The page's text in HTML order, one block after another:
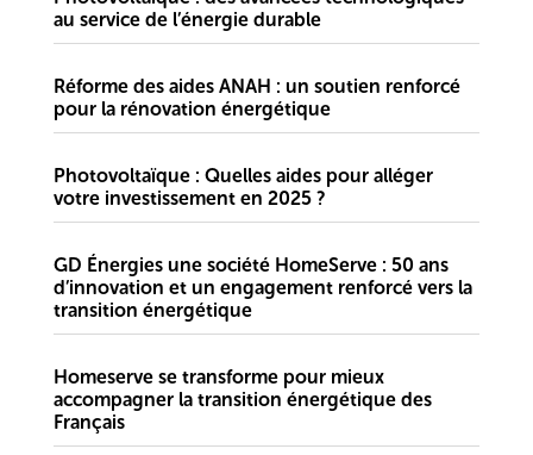
au service de l’énergie durable
Réforme des aides ANAH : un soutien renforcé
pour la rénovation énergétique
Photovoltaïque : Quelles aides pour alléger
votre investissement en 2025 ?
GD Énergies une société HomeServe : 50 ans
d’innovation et un engagement renforcé vers la
transition énergétique
Homeserve se transforme pour mieux
accompagner la transition énergétique des
Français